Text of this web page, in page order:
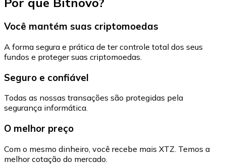
Você mantém suas criptomoedas
A forma segura e prática de ter controle total dos seus
fundos e proteger suas criptomoedas.
Seguro e confiável
Todas as nossas transações são protegidas pela
segurança informática.
O melhor preço
Com o mesmo dinheiro, você recebe mais XTZ. Temos a
melhor cotação do mercado.